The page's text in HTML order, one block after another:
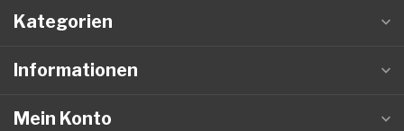
Kategorien
Informationen
Mein Konto